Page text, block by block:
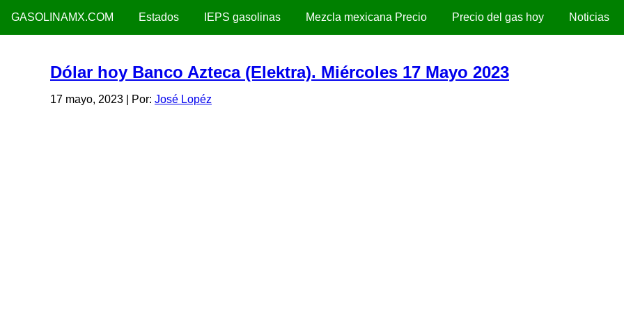
GASOLINAMX.COM Estados IEPS gasolinas Mezcla mexicana Precio Precio del gas hoy Noticias
Dólar hoy Banco Azteca (Elektra). Miércoles 17 Mayo 2023
17 mayo, 2023 | Por: José Lopéz